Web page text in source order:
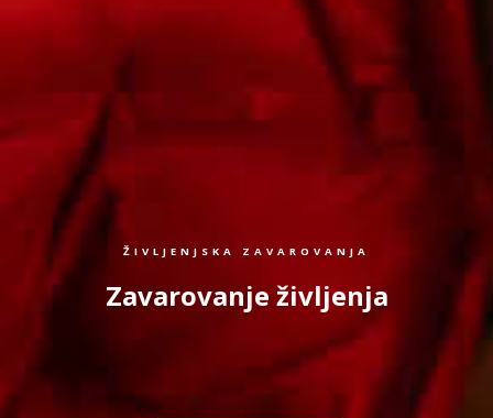
ŽIVLJENJSKA ZAVAROVANJA
Zavarovanje življenja